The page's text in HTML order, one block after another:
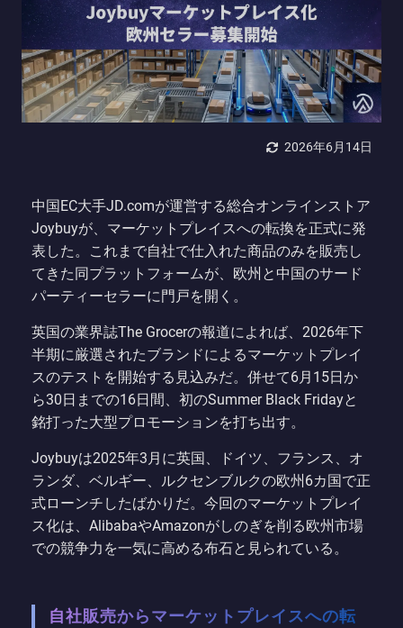
2026年6月14日
中国EC大手JD.comが運営する総合オンラインストア
Joybuyが、マーケットプレイスへの転換を正式に発
表した。これまで自社で仕入れた商品のみを販売し
てきた同プラットフォームが、欧州と中国のサード
パーティーセラーに門戸を開く。
英国の業界誌The Grocerの報道によれば、2026年下
半期に厳選されたブランドによるマーケットプレイ
スのテストを開始する見込みだ。併せて6月15日か
ら30日までの16日間、初のSummer Black Fridayと
銘打った大型プロモーションを打ち出す。
Joybuyは2025年3月に英国、ドイツ、フランス、オ
ランダ、ベルギー、ルクセンブルクの欧州6カ国で正
式ローンチしたばかりだ。今回のマーケットプレイ
ス化は、AlibabaやAmazonがしのぎを削る欧州市場
での競争力を一気に高める布石と見られている。
自社販売からマーケットプレイスへの転